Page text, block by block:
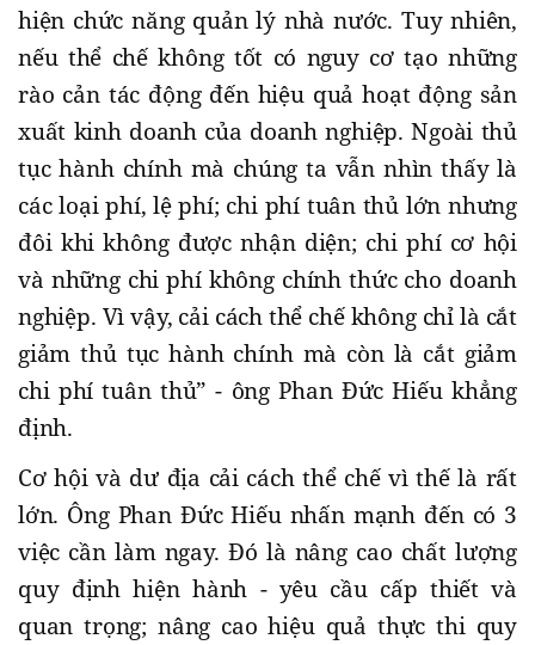
hiện chức năng quản lý nhà nước. Tuy nhiên,
nếu thể chế không tốt có nguy cơ tạo những
rào cản tác động đến hiệu quả hoạt động sản
xuất kinh doanh của doanh nghiệp. Ngoài thủ
tục hành chính mà chúng ta vẫn nhìn thấy là
các loại phí, lệ phí; chi phí tuân thủ lớn nhưng
đôi khi không được nhận diện; chi phí cơ hội
và những chi phí không chính thức cho doanh
nghiệp. Vì vậy, cải cách thể chế không chỉ là cắt
giảm thủ tục hành chính mà còn là cắt giảm
chi phí tuân thủ” - ông Phan Đức Hiếu khẳng
định.
Cơ hội và dư địa cải cách thể chế vì thế là rất
lớn. Ông Phan Đức Hiếu nhấn mạnh đến có 3
việc cần làm ngay. Đó là nâng cao chất lượng
quy định hiện hành - yêu cầu cấp thiết và
quan trọng; nâng cao hiệu quả thực thi quy